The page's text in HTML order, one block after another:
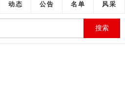
动态
公告
名单
风采
搜索